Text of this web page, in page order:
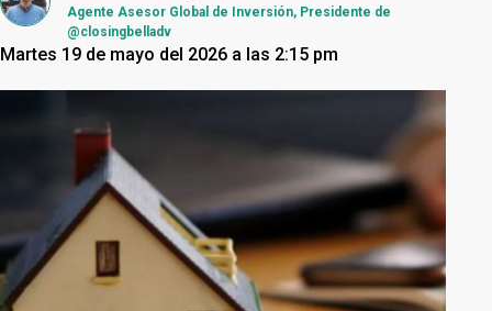
Agente Asesor Global de Inversión, Presidente de
@closingbelladv
Martes 19 de mayo del 2026 a las 2:15 pm